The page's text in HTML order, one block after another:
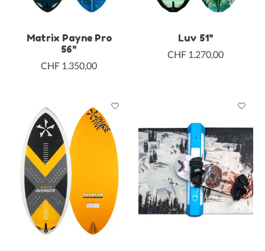
Matrix Payne Pro
56"
CHF 1.350,00
Luv 51"
CHF 1.270,00